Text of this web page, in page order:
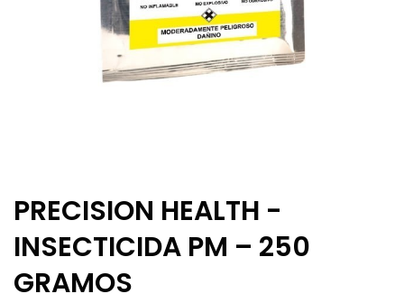
PRECISION HEALTH -
INSECTICIDA PM – 250
GRAMOS